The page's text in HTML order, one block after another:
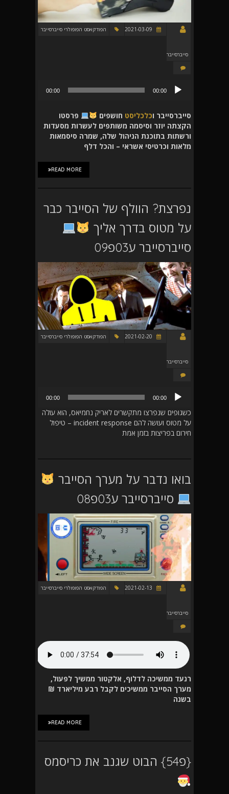
סייברסייבר
הפודקאסט הפופולרי סייברסייבר
אודיו
00:00
00:00
סייברסייבר וכלכליסט חושפים
פרסטו
הקצתה יוזר וסיסמה משותפים לעשרות מסעדות
ורשתות בתוכנת הניהול שלה, שמרה סיסמאות
מלאות וכרטיסי אשראי – והכל דלף
READ MORE
נפרצת? הוולף של הסייבר כבר
על מטוס בדרך אליך
סייברסייבר ע03פ09
סייברסייבר
הפודקאסט הפופולרי סייברסייבר
אודיו
00:00
00:00
כשגופים שנפרצו מתקשרים לאריק נחמיאס, הוא עולה
על מטוס ועושה להם incident response – טיפול
חירום בפריצות בזמן אמת
בואו נדבר על מערך הסייבר
סייברסייבר ע03פ08
סייברסייבר
הפודקאסט הפופולרי סייברסייבר
רנעד ממשיכה לדלוף, אלקטור ממשיך לפעול,
מערך הסייבר ממשיכים לקבל רבע מיליארד ₪
בשנה
READ MORE
{פ54} הבוט שגנב את כריסמס